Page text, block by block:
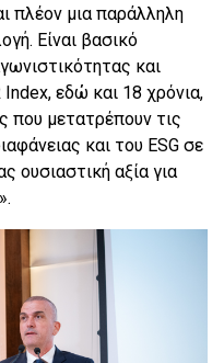
πλέον μια παράλληλη
Είναι βασικό
και
Index, εδώ και 18 χρόνια,
που μετατρέπουν τις
και του ESG σε
ουσιαστική αξία για